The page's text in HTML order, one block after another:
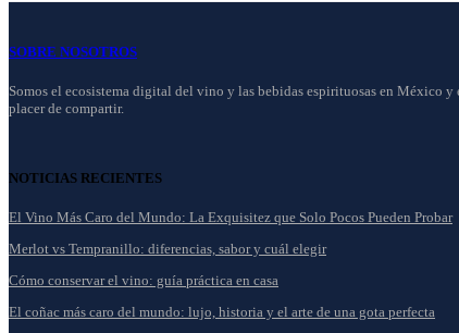
SOBRE NOSOTROS
Somos el ecosistema digital del vino y las bebidas espirituosas en México
placer de compartir.
NOTICIAS RECIENTES
El Vino Más Caro del Mundo: La Exquisitez que Solo Pocos Pueden Probar
Merlot vs Tempranillo: diferencias, sabor y cuál elegir
Cómo conservar el vino: guía práctica en casa
El coñac más caro del mundo: lujo, historia y el arte de una gota perfecta